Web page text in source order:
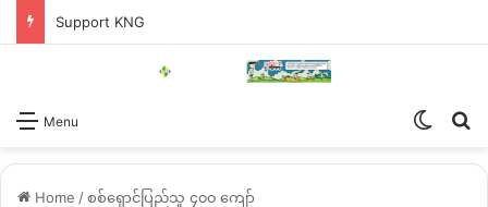
Support KNG
Menu
Home /စစ်ရှောင်ပြည်သူ ၄၀၀ ကျော်